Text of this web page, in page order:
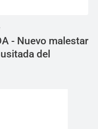
- Nuevo malestar
del